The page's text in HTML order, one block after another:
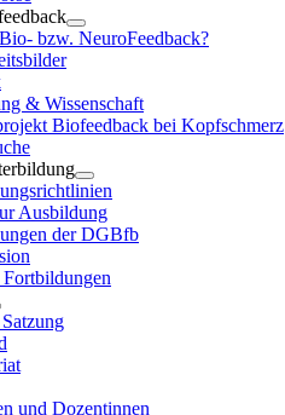
bzw. NeuroFeedback?
& Wissenschaft
Biofeedback bei Kopfschmerz
Ausbildung
der DGBfb
und Dozentinnen